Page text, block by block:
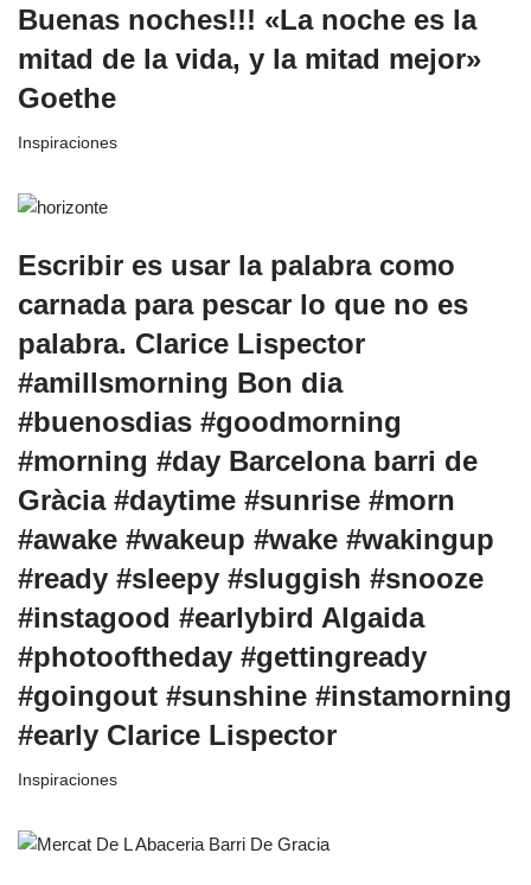
Buenas noches!!! «La noche es la
mitad de la vida, y la mitad mejor»
Goethe
Inspiraciones
Escribir es usar la palabra como
carnada para pescar lo que no es
palabra. Clarice Lispector
#amillsmorning Bon dia
#buenosdias #goodmorning
#morning #day Barcelona barri de
Gràcia #daytime #sunrise #morn
#awake #wakeup #wake #wakingup
#ready #sleepy #sluggish #snooze
#instagood #earlybird Algaida
#photooftheday #gettingready
#goingout #sunshine #instamorning
#early Clarice Lispector
Inspiraciones